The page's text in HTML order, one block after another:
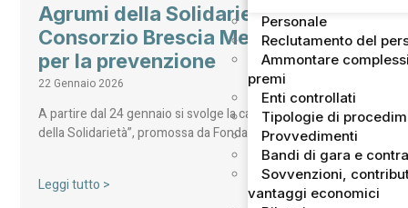
Personale
Reclutamento del
Ammontare
premi
Enti controllati
Tipologie di
Provvedimenti
Bandi di gara e
Sovvenzioni,
vantaggi economici
Agrumi della Solidarietà: ANT e
Consorzio Brescia Mercati uniti
per la prevenzione
22 Gennaio 2026
A partire dal 24 gennaio si svolge la campagna “Agrumi
della Solidarietà”, promossa da Fondazione ANT…
Leggi tutto >